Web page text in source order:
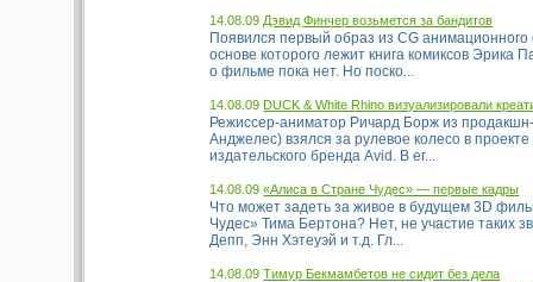
14.08.09 Дэвид Финчер возьмется за бандитов
Появился первый образ из CG
основе которого лежит книга комиксов Эрика
о фильме пока нет. Но поско...
14.08.09DUCK & White Rhino визуализировали
Режиссер-аниматор Ричард Борж из
Анджелес) взялся за рулевое колесо в проекте
издательского бренда Avid. В ег...
14.08.09«Алиса в Стране Чудес» — первые кадры
Что может задеть за живое в будущем 3D
Чудес» Тима Бертона? Нет, не участие таких
Депп, Энн Хэтеуэй и т.д. Гл...
14.08.09Тимур Бекмамбетов не сидит без дела